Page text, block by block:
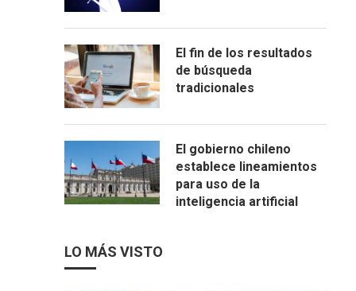
El fin de los resultados
de búsqueda
tradicionales
El gobierno chileno
establece lineamientos
para uso de la
inteligencia artificial
LO MÁS VISTO